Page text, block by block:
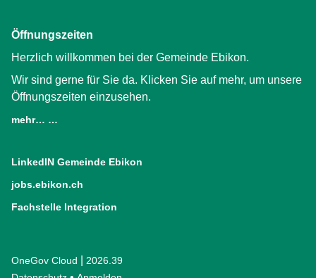
Öffnungszeiten
Herzlich willkommen bei der Gemeinde Ebikon.
Wir sind gerne für Sie da. Klicken Sie auf mehr, um unsere
Öffnungszeiten einzusehen.
mehr… …
LinkedIN Gemeinde Ebikon
jobs.ebikon.ch
Fachstelle Integration
OneGov Cloud (External Link)
2026.39